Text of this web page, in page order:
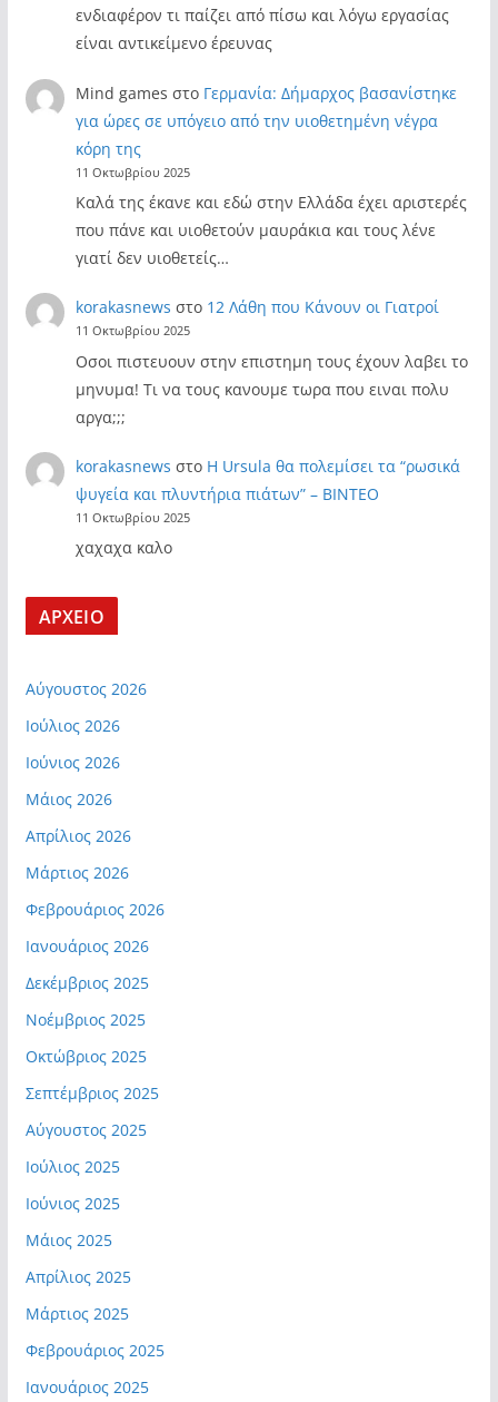
ενδιαφέρον τι παίζει από πίσω και λόγω εργασίας
είναι αντικείμενο έρευνας
Mind games στο Γερμανία: Δήμαρχος βασανίστηκε
για ώρες σε υπόγειο από την υιοθετημένη νέγρα
κόρη της
11 Οκτωβρίου 2025
Καλά της έκανε και εδώ στην Ελλάδα έχει αριστερές
που πάνε και υιοθετούν μαυράκια και τους λένε
γιατί δεν υιοθετείς…
korakasnews στο 12 Λάθη που Κάνουν οι Γιατροί
11 Οκτωβρίου 2025
Οσοι πιστευουν στην επιστημη τους έχουν λαβει το
μηνυμα! Τι να τους κανουμε τωρα που ειναι πολυ
αργα;;;
korakasnews στο Η Ursula θα πολεμίσει τα “ρωσικά
ψυγεία και πλυντήρια πιάτων” – ΒΙΝΤΕΟ
11 Οκτωβρίου 2025
χαχαχα καλο
ΑΡΧΕΙΟ
Αύγουστος 2026
Ιούλιος 2026
Ιούνιος 2026
Μάιος 2026
Απρίλιος 2026
Μάρτιος 2026
Φεβρουάριος 2026
Ιανουάριος 2026
Δεκέμβριος 2025
Νοέμβριος 2025
Οκτώβριος 2025
Σεπτέμβριος 2025
Αύγουστος 2025
Ιούλιος 2025
Ιούνιος 2025
Μάιος 2025
Απρίλιος 2025
Μάρτιος 2025
Φεβρουάριος 2025
Ιανουάριος 2025